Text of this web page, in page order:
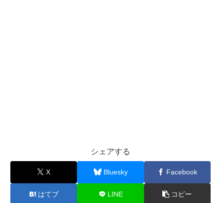
シェアする
X Bluesky Facebook
はてブ LINE コピー